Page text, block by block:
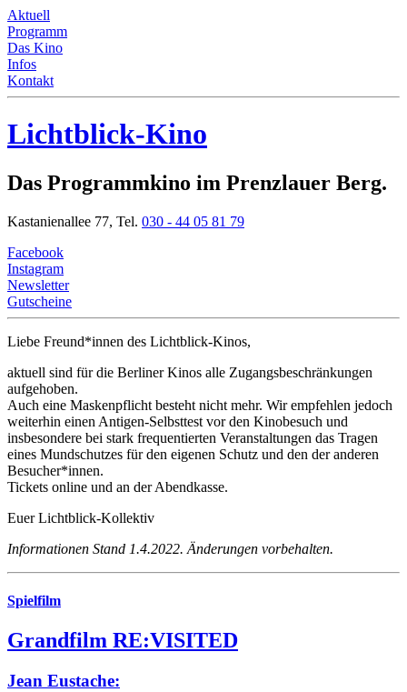
Aktuell
Programm
Das Kino
Infos
Kontakt
Lichtblick-Kino
Das Programmkino im Prenzlauer Berg.
Kastanienallee 77, Tel. 030 - 44 05 81 79
Facebook
Instagram
Newsletter
Gutscheine
Liebe Freund*innen des Lichtblick-Kinos,
aktuell sind für die Berliner Kinos alle Zugangsbeschränkungen
aufgehoben.
Auch eine Maskenpflicht besteht nicht mehr. Wir empfehlen jedoch
weiterhin einen Antigen-Selbsttest vor den Kinobesuch und
insbesondere bei stark frequentierten Veranstaltungen das Tragen
eines Mundschutzes für den eigenen Schutz und den der anderen
Besucher*innen.
Tickets online und an der Abendkasse.
Euer Lichtblick-Kollektiv
Informationen Stand 1.4.2022. Änderungen vorbehalten.
Spielfilm
Grandfilm RE:VISITED
Jean Eustache: